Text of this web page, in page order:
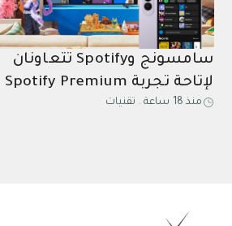
سامسونج وSpotify تتعاونان
المزيد من الأجهزة
منذ 18 ساعة . تقنيات